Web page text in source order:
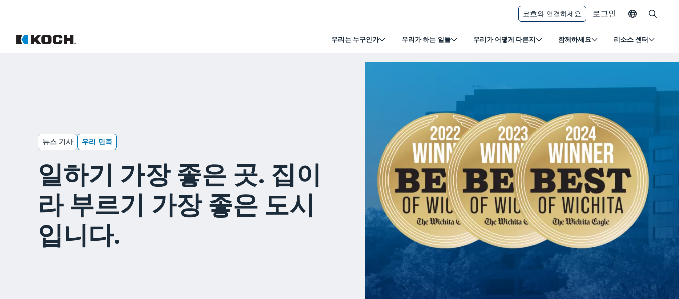
우리는 누구인가 우리가 하는 일들 우리가 어떻게 다른지 함께하세요 리소스 센터
코흐와 연결하세요 로그인
뉴스 기사 우리 민족
일하기 가장 좋은 곳. 집이
라 부르기 가장 좋은 도시
입니다.